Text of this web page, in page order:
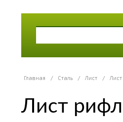
Главная / Сталь / Лист /
Лист